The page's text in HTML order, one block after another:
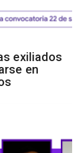
exiliados
en